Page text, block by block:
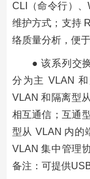
CLI（命令行）
维护方式；支持
络质量分析，便
● 该系列交
分为主 VLAN
VLAN 和隔离型
相互通信；互通
型从 VLAN 内的
VLAN 集中管理
备注：可提供